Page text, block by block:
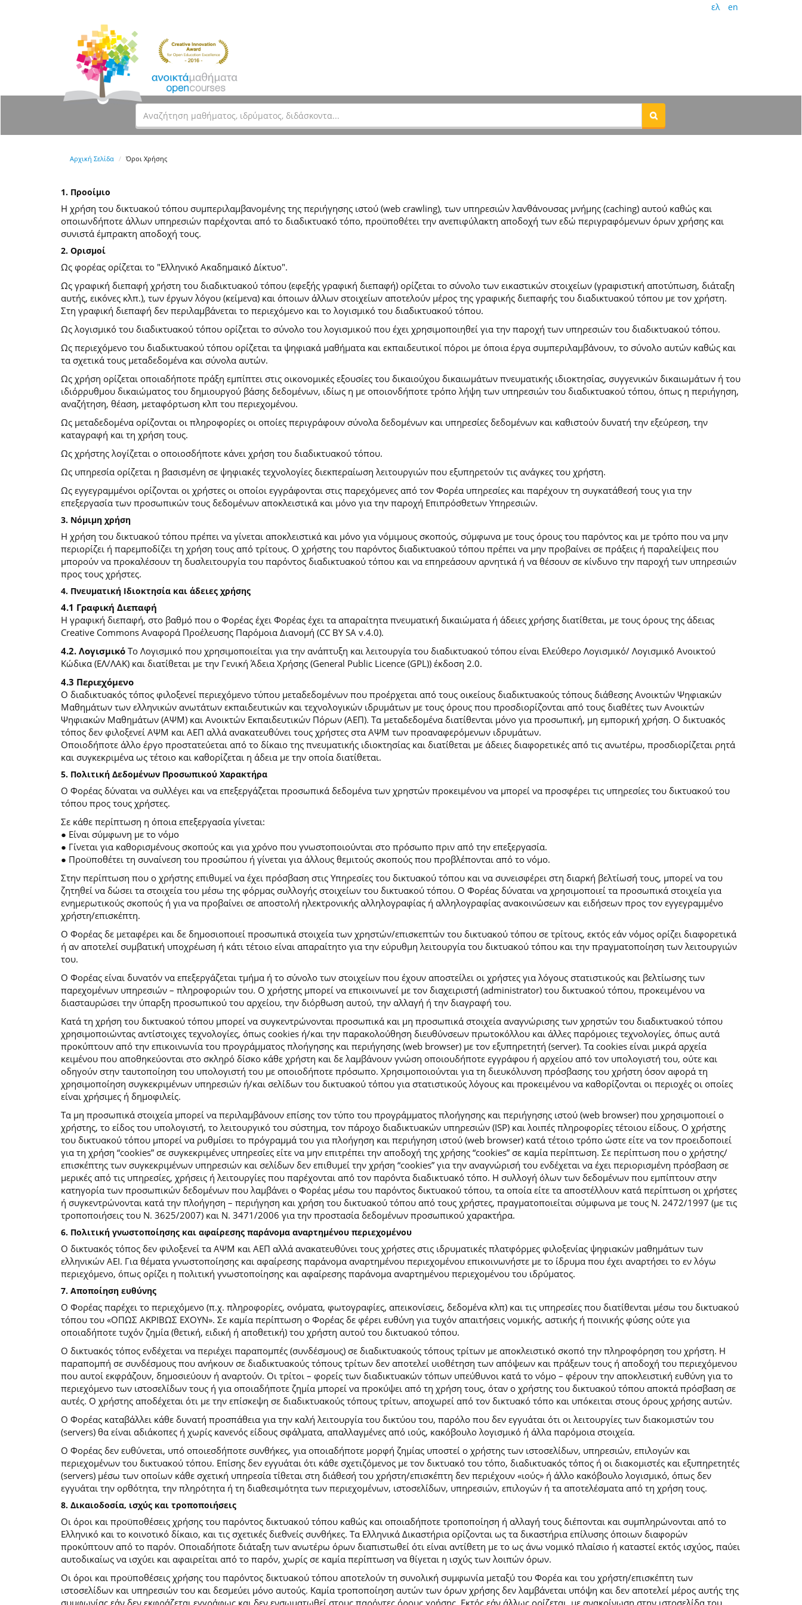
ελ en
Αρχική Σελίδα Όροι Χρήσης
1. Προοίμιο
Η χρήση του δικτυακού τόπου συμπεριλαμβανομένης της περιήγησης ιστού (web crawling), των υπηρεσιών λανθάνουσας μνήμης (caching) αυτού καθώς και
οποιωνδήποτε άλλων υπηρεσιών παρέχονται από το διαδικτυακό τόπο, προϋποθέτει την ανεπιφύλακτη αποδοχή των εδώ περιγραφόμενων όρων χρήσης και
συνιστά έμπρακτη αποδοχή τους.
2. Ορισμοί
Ως φορέας ορίζεται το "Ελληνικό Ακαδημαικό Δίκτυο".
Ως γραφική διεπαφή χρήστη του διαδικτυακού τόπου (εφεξής γραφική διεπαφή) ορίζεται το σύνολο των εικαστικών στοιχείων (γραφιστική αποτύπωση, διάταξη
αυτής, εικόνες κλπ.), των έργων λόγου (κείμενα) και όποιων άλλων στοιχείων αποτελούν μέρος της γραφικής διεπαφής του διαδικτυακού τόπου με τον χρήστη.
Στη γραφική διεπαφή δεν περιλαμβάνεται το περιεχόμενο και το λογισμικό του διαδικτυακού τόπου.
Ως λογισμικό του διαδικτυακού τόπου ορίζεται το σύνολο του λογισμικού που έχει χρησιμοποιηθεί για την παροχή των υπηρεσιών του διαδικτυακού τόπου.
Ως περιεχόμενο του διαδικτυακού τόπου ορίζεται τα ψηφιακά μαθήματα και εκπαιδευτικοί πόροι με όποια έργα συμπεριλαμβάνουν, το σύνολο αυτών καθώς και
τα σχετικά τους μεταδεδομένα και σύνολα αυτών.
Ως χρήση ορίζεται οποιαδήποτε πράξη εμπίπτει στις οικονομικές εξουσίες του δικαιούχου δικαιωμάτων πνευματικής ιδιοκτησίας, συγγενικών δικαιωμάτων ή του
ιδιόρρυθμου δικαιώματος του δημιουργού βάσης δεδομένων, ιδίως η με οποιονδήποτε τρόπο λήψη των υπηρεσιών του διαδικτυακού τόπου, όπως η περιήγηση,
αναζήτηση, θέαση, μεταφόρτωση κλπ του περιεχομένου.
Ως μεταδεδομένα ορίζονται οι πληροφορίες οι οποίες περιγράφουν σύνολα δεδομένων και υπηρεσίες δεδομένων και καθιστούν δυνατή την εξεύρεση, την
καταγραφή και τη χρήση τους.
Ως χρήστης λογίζεται ο οποιοσδήποτε κάνει χρήση του διαδικτυακού τόπου.
Ως υπηρεσία ορίζεται η βασισμένη σε ψηφιακές τεχνολογίες διεκπεραίωση λειτουργιών που εξυπηρετούν τις ανάγκες του χρήστη.
Ως εγγεγραμμένοι ορίζονται οι χρήστες οι οποίοι εγγράφονται στις παρεχόμενες από τον Φορέα υπηρεσίες και παρέχουν τη συγκατάθεσή τους για την
επεξεργασία των προσωπικών τους δεδομένων αποκλειστικά και μόνο για την παροχή Επιπρόσθετων Υπηρεσιών.
3. Νόμιμη χρήση
Η χρήση του δικτυακού τόπου πρέπει να γίνεται αποκλειστικά και μόνο για νόμιμους σκοπούς, σύμφωνα με τους όρους του παρόντος και με τρόπο που να μην
περιορίζει ή παρεμποδίζει τη χρήση τους από τρίτους. Ο χρήστης του παρόντος διαδικτυακού τόπου πρέπει να μην προβαίνει σε πράξεις ή παραλείψεις που
μπορούν να προκαλέσουν τη δυσλειτουργία του παρόντος διαδικτυακού τόπου και να επηρεάσουν αρνητικά ή να θέσουν σε κίνδυνο την παροχή των υπηρεσιών
προς τους χρήστες.
4. Πνευματική Ιδιοκτησία και άδειες χρήσης
4.1 Γραφική Διεπαφή
Η γραφική διεπαφή, στο βαθμό που ο Φορέας έχει Φορέας έχει τα απαραίτητα πνευματική δικαιώματα ή άδειες χρήσης διατίθεται, με τους όρους της άδειας
Creative Commons Αναφορά Προέλευσης Παρόμοια Διανομή (CC BY SA v.4.0).
4.2. ΛογισμικόΤο Λογισμικό που χρησιμοποιείται για την ανάπτυξη και λειτουργία του διαδικτυακού τόπου είναι Ελεύθερο Λογισμικό/ Λογισμικό Ανοικτού
Κώδικα (ΕΛ/ΛΑΚ) και διατίθεται με την Γενική Άδεια Χρήσης (General Public Licence (GPL)) έκδοση 2.0.
4.3 Περιεχόμενο
O διαδικτυακός τόπος φιλοξενεί περιεχόμενο τύπου μεταδεδομένων που προέρχεται από τους οικείους διαδικτυακούς τόπους διάθεσης Ανοικτών Ψηφιακών
Μαθημάτων των ελληνικών ανωτάτων εκπαιδευτικών και τεχνολογικών ιδρυμάτων με τους όρους που προσδιορίζονται από τους διαθέτες των Ανοικτών
Ψηφιακών Μαθημάτων (ΑΨΜ) και Ανοικτών Εκπαιδευτικών Πόρων (ΑΕΠ). Τα μεταδεδομένα διατίθενται μόνο για προσωπική, μη εμπορική χρήση. Ο δικτυακός
τόπος δεν φιλοξενεί ΑΨΜ και ΑΕΠ αλλά ανακατευθύνει τους χρήστες στα ΑΨΜ των προαναφερόμενων ιδρυμάτων.
Οποιοδήποτε άλλο έργο προστατεύεται από το δίκαιο της πνευματικής ιδιοκτησίας και διατίθεται με άδειες διαφορετικές από τις ανωτέρω, προσδιορίζεται ρητά
και συγκεκριμένα ως τέτοιο και καθορίζεται η άδεια με την οποία διατίθεται.
5. Πολιτική Δεδομένων Προσωπικού Χαρακτήρα
Ο Φορέας δύναται να συλλέγει και να επεξεργάζεται προσωπικά δεδομένα των χρηστών προκειμένου να μπορεί να προσφέρει τις υπηρεσίες του δικτυακού του
τόπου προς τους χρήστες.
Σε κάθε περίπτωση η όποια επεξεργασία γίνεται:
● Είναι σύμφωνη με το νόμο
● Γίνεται για καθορισμένους σκοπούς και για χρόνο που γνωστοποιούνται στο πρόσωπο πριν από την επεξεργασία.
● Προϋποθέτει τη συναίνεση του προσώπου ή γίνεται για άλλους θεμιτούς σκοπούς που προβλέπονται από το νόμο.
Στην περίπτωση που ο χρήστης επιθυμεί να έχει πρόσβαση στις Υπηρεσίες του δικτυακού τόπου και να συνεισφέρει στη διαρκή βελτίωσή τους, μπορεί να του
ζητηθεί να δώσει τα στοιχεία του μέσω της φόρμας συλλογής στοιχείων του δικτυακού τόπου. Ο Φορέας δύναται να χρησιμοποιεί τα προσωπικά στοιχεία για
ενημερωτικούς σκοπούς ή για να προβαίνει σε αποστολή ηλεκτρονικής αλληλογραφίας ή αλληλογραφίας ανακοινώσεων και ειδήσεων προς τον εγγεγραμμένο
χρήστη/επισκέπτη.
Ο Φορέας δε μεταφέρει και δε δημοσιοποιεί προσωπικά στοιχεία των χρηστών/επισκεπτών του δικτυακού τόπου σε τρίτους, εκτός εάν νόμος ορίζει διαφορετικά
ή αν αποτελεί συμβατική υποχρέωση ή κάτι τέτοιο είναι απαραίτητο για την εύρυθμη λειτουργία του δικτυακού τόπου και την πραγματοποίηση των λειτουργιών
του.
Ο Φορέας είναι δυνατόν να επεξεργάζεται τμήμα ή το σύνολο των στοιχείων που έχουν αποστείλει οι χρήστες για λόγους στατιστικούς και βελτίωσης των
παρεχομένων υπηρεσιών – πληροφοριών του. Ο χρήστης μπορεί να επικοινωνεί με τον διαχειριστή (administrator) του δικτυακού τόπου, προκειμένου να
διασταυρώσει την ύπαρξη προσωπικού του αρχείου, την διόρθωση αυτού, την αλλαγή ή την διαγραφή του.
Κατά τη χρήση του δικτυακού τόπου μπορεί να συγκεντρώνονται προσωπικά και μη προσωπικά στοιχεία αναγνώρισης των χρηστών του διαδικτυακού τόπου
χρησιμοποιώντας αντίστοιχες τεχνολογίες, όπως cookies ή/και την παρακολούθηση διευθύνσεων πρωτοκόλλου και άλλες παρόμοιες τεχνολογίες, όπως αυτά
προκύπτουν από την επικοινωνία του προγράμματος πλοήγησης και περιήγησης (web browser) με τον εξυπηρετητή (server). Τα cookies είναι μικρά αρχεία
κειμένου που αποθηκεύονται στο σκληρό δίσκο κάθε χρήστη και δε λαμβάνουν γνώση οποιουδήποτε εγγράφου ή αρχείου από τον υπολογιστή του, ούτε και
οδηγούν στην ταυτοποίηση του υπολογιστή του με οποιοδήποτε πρόσωπο. Χρησιμοποιούνται για τη διευκόλυνση πρόσβασης του χρήστη όσον αφορά τη
χρησιμοποίηση συγκεκριμένων υπηρεσιών ή/και σελίδων του δικτυακού τόπου για στατιστικούς λόγους και προκειμένου να καθορίζονται οι περιοχές οι οποίες
είναι χρήσιμες ή δημοφιλείς.
Τα μη προσωπικά στοιχεία μπορεί να περιλαμβάνουν επίσης τον τύπο του προγράμματος πλοήγησης και περιήγησης ιστού (web browser) που χρησιμοποιεί ο
χρήστης, το είδος του υπολογιστή, το λειτουργικό του σύστημα, τον πάροχο διαδικτυακών υπηρεσιών (ISP) και λοιπές πληροφορίες τέτοιου είδους. Ο χρήστης
του δικτυακού τόπου μπορεί να ρυθμίσει το πρόγραμμά του για πλοήγηση και περιήγηση ιστού (web browser) κατά τέτοιο τρόπο ώστε είτε να τον προειδοποιεί
για τη χρήση “cookies” σε συγκεκριμένες υπηρεσίες είτε να μην επιτρέπει την αποδοχή της χρήσης “cookies” σε καμία περίπτωση. Σε περίπτωση που ο χρήστης/
επισκέπτης των συγκεκριμένων υπηρεσιών και σελίδων δεν επιθυμεί την χρήση “cookies” για την αναγνώρισή του ενδέχεται να έχει περιορισμένη πρόσβαση σε
μερικές από τις υπηρεσίες, χρήσεις ή λειτουργίες που παρέχονται από τον παρόντα διαδικτυακό τόπο. Η συλλογή όλων των δεδομένων που εμπίπτουν στην
κατηγορία των προσωπικών δεδομένων που λαμβάνει ο Φορέας μέσω του παρόντος δικτυακού τόπου, τα οποία είτε τα αποστέλλουν κατά περίπτωση οι χρήστες
ή συγκεντρώνονται κατά την πλοήγηση – περιήγηση και χρήση του δικτυακού τόπου από τους χρήστες, πραγματοποιείται σύμφωνα με τους Ν. 2472/1997 (με τις
τροποποιήσεις του Ν. 3625/2007) και Ν. 3471/2006 για την προστασία δεδομένων προσωπικού χαρακτήρα.
6. Πολιτική γνωστοποίησης και αφαίρεσης παράνομα αναρτημένου περιεχομένου
Ο δικτυακός τόπος δεν φιλοξενεί τα ΑΨΜ και ΑΕΠ αλλά ανακατευθύνει τους χρήστες στις ιδρυματικές πλατφόρμες φιλοξενίας ψηφιακών μαθημάτων των
ελληνικών ΑΕΙ. Για θέματα γνωστοποίησης και αφαίρεσης παράνομα αναρτημένου περιεχομένου επικοινωνήστε με το ίδρυμα που έχει αναρτήσει το εν λόγω
περιεχόμενο, όπως ορίζει η πολιτική γνωστοποίησης και αφαίρεσης παράνομα αναρτημένου περιεχομένου του ιδρύματος.
7. Αποποίηση ευθύνης
Ο Φορέας παρέχει το περιεχόμενο (π.χ. πληροφορίες, ονόματα, φωτογραφίες, απεικονίσεις, δεδομένα κλπ) και τις υπηρεσίες που διατίθενται μέσω του δικτυακού
τόπου του «ΟΠΩΣ ΑΚΡΙΒΩΣ ΕΧΟΥΝ». Σε καμία περίπτωση ο Φορέας δε φέρει ευθύνη για τυχόν απαιτήσεις νομικής, αστικής ή ποινικής φύσης ούτε για
οποιαδήποτε τυχόν ζημία (θετική, ειδική ή αποθετική) του χρήστη αυτού του δικτυακού τόπου.
O δικτυακός τόπος ενδέχεται να περιέχει παραπομπές (συνδέσμους) σε διαδικτυακούς τόπους τρίτων με αποκλειστικό σκοπό την πληροφόρηση του χρήστη. Η
παραπομπή σε συνδέσμους που ανήκουν σε διαδικτυακούς τόπους τρίτων δεν αποτελεί υιοθέτηση των απόψεων και πράξεων τους ή αποδοχή του περιεχόμενου
που αυτοί εκφράζουν, δημοσιεύουν ή αναρτούν. Οι τρίτοι – φορείς των διαδικτυακών τόπων υπεύθυνοι κατά το νόμο – φέρουν την αποκλειστική ευθύνη για το
περιεχόμενο των ιστοσελίδων τους ή για οποιαδήποτε ζημία μπορεί να προκύψει από τη χρήση τους, όταν ο χρήστης του δικτυακού τόπου αποκτά πρόσβαση σε
αυτές. Ο χρήστης αποδέχεται ότι με την επίσκεψη σε διαδικτυακούς τόπους τρίτων, αποχωρεί από τον δικτυακό τόπο και υπόκειται στους όρους χρήσης αυτών.
Ο Φορέας καταβάλλει κάθε δυνατή προσπάθεια για την καλή λειτουργία του δικτύου του, παρόλο που δεν εγγυάται ότι οι λειτουργίες των διακομιστών του
(servers) θα είναι αδιάκοπες ή χωρίς κανενός είδους σφάλματα, απαλλαγμένες από ιούς, κακόβουλο λογισμικό ή άλλα παρόμοια στοιχεία.
Ο Φορέας δεν ευθύνεται, υπό οποιεσδήποτε συνθήκες, για οποιαδήποτε μορφή ζημίας υποστεί ο χρήστης των ιστοσελίδων, υπηρεσιών, επιλογών και
περιεχομένων του δικτυακού τόπου. Επίσης δεν εγγυάται ότι κάθε σχετιζόμενος με τον δικτυακό του τόπο, διαδικτυακός τόπος ή οι διακομιστές και εξυπηρετητές
(servers) μέσω των οποίων κάθε σχετική υπηρεσία τίθεται στη διάθεσή του χρήστη/επισκέπτη δεν περιέχουν «ιούς» ή άλλο κακόβουλο λογισμικό, όπως δεν
εγγυάται την ορθότητα, την πληρότητα ή τη διαθεσιμότητα των περιεχομένων, ιστοσελίδων, υπηρεσιών, επιλογών ή τα αποτελέσματα από τη χρήση τους.
8. Δικαιοδοσία, ισχύς και τροποποιήσεις
Οι όροι και προϋποθέσεις χρήσης του παρόντος δικτυακού τόπου καθώς και οποιαδήποτε τροποποίηση ή αλλαγή τους διέπονται και συμπληρώνονται από το
Ελληνικό και το κοινοτικό δίκαιο, και τις σχετικές διεθνείς συνθήκες. Τα Ελληνικά Δικαστήρια ορίζονται ως τα δικαστήρια επίλυσης όποιων διαφορών
προκύπτουν από το παρόν. Οποιαδήποτε διάταξη των ανωτέρω όρων διαπιστωθεί ότι είναι αντίθετη με το ως άνω νομικό πλαίσιο ή καταστεί εκτός ισχύος, παύει
αυτοδικαίως να ισχύει και αφαιρείται από το παρόν, χωρίς σε καμία περίπτωση να θίγεται η ισχύς των λοιπών όρων.
Οι όροι και προϋποθέσεις χρήσης του παρόντος δικτυακού τόπου αποτελούν τη συνολική συμφωνία μεταξύ του Φορέα και του χρήστη/επισκέπτη των
ιστοσελίδων και υπηρεσιών του και δεσμεύει μόνο αυτούς. Καμία τροποποίηση αυτών των όρων χρήσης δεν λαμβάνεται υπόψη και δεν αποτελεί μέρος αυτής της